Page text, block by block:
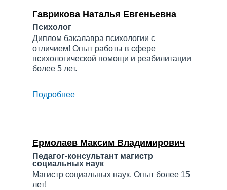
Гаврикова Наталья Евгеньевна
Психолог
Диплом бакалавра психологии с
отличием! Опыт работы в сфере
психологической помощи и реабилитации
более 5 лет.
Подробнее
Ермолаев Максим Владимирович
Педагог-консультант магистр
социальных наук
Магистр социальных наук. Опыт более 15
лет!